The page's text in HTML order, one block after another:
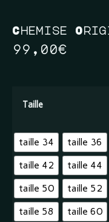
Chemise
99,00€
Taille
taille 34 taille 36
taille 42
taille 44
taille 50
taille 52
taille 58
taille 60